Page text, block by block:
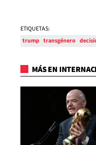
ETIQUETAS:
trump transgénero
MÁS EN